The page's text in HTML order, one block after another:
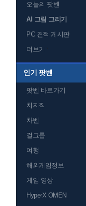
오늘의 팟벤
AI 그림 그리기
PC 견적 게시판
더보기
인기 팟벤
팟벤 바로가기
치지직
차벤
걸그룹
여행
해외게임정보
게임 영상
HyperX OMEN